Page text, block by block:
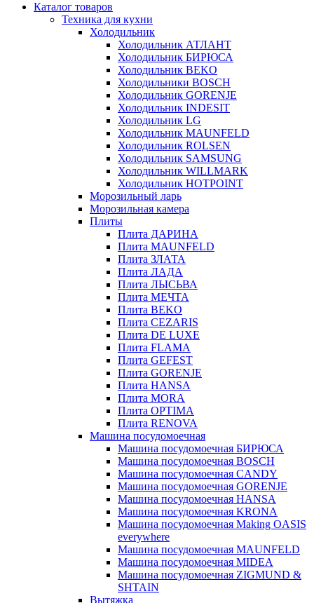
Каталог товаров
Техника для кухни
Холодильник
Холодильник АТЛАНТ
Холодильник БИРЮСА
Холодильник BEKO
Холодильники BOSCH
Холодильник GORENJE
Холодильник INDESIT
Холодильник LG
Холодильник MAUNFELD
Холодильник ROLSEN
Холодильник SAMSUNG
Холодильник WILLMARK
Холодильник HOTPOINT
Морозильный ларь
Морозильная камера
Плиты
Плита ДАРИНА
Плита MAUNFELD
Плита ЗЛАТА
Плита ЛАДА
Плита ЛЫСЬВА
Плита МЕЧТА
Плита BEKO
Плита CEZARIS
Плита DE LUXE
Плита FLAMA
Плита GEFEST
Плита GORENJE
Плита HANSA
Плита MORA
Плита OPTIMA
Плита RENOVA
Машина посудомоечная
Машина посудомоечная БИРЮСА
Машина посудомоечная BOSCH
Машина посудомоечная CANDY
Машина посудомоечная GORENJE
Машина посудомоечная HANSA
Машина посудомоечная KRONA
Машина посудомоечная Making OASIS
everywhere
Машина посудомоечная MAUNFELD
Машина посудомоечная MIDEA
Машина посудомоечная ZIGMUND &
SHTAIN
Вытяжка